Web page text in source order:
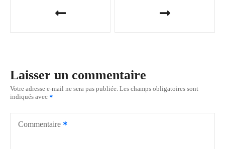
g
a
Laisser un commentaire
Votre adresse e-mail ne sera pas publiée. Les champs obligatoires sont
indiqués avec
Commentaire